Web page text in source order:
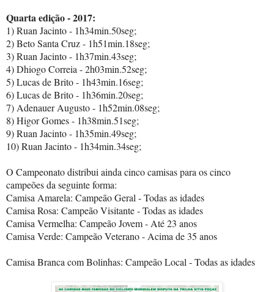
Quarta edição - 2017:
1) Ruan Jacinto - 1h34min.50seg;
2) Beto Santa Cruz - 1h51min.18seg;
3) Ruan Jacinto - 1h37min.43seg;
4) Dhiogo Correia - 2h03min.52seg;
5) Lucas de Brito - 1h43min.16seg;
6) Lucas de Brito - 1h36min.20seg;
7) Adenauer Augusto - 1h52min.08seg;
8) Higor Gomes - 1h38min.51seg;
9) Ruan Jacinto - 1h35min.49seg;
10) Ruan Jacinto - 1h34min.34seg;
O Campeonato distribui ainda cinco camisas para os cinco
campeões da seguinte forma:
Camisa Amarela: Campeão Geral - Todas as idades
Camisa Rosa: Campeão Visitante - Todas as idades
Camisa Vermelha: Campeão Jovem - Até 23 anos
Camisa Verde: Campeão Veterano - Acima de 35 anos
Camisa Branca com Bolinhas: Campeão Local - Todas as idades